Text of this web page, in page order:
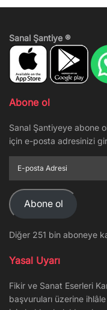
Sanal Şantiye ®
Abone ol
Sanal Şantiyeye abone
için e-posta adresinizi
posta
Adresi
Abone ol
Diğer 251 bin aboneye
Yasal Uyarı
Fikir ve Sanat Eserleri
başvuruları üzerine